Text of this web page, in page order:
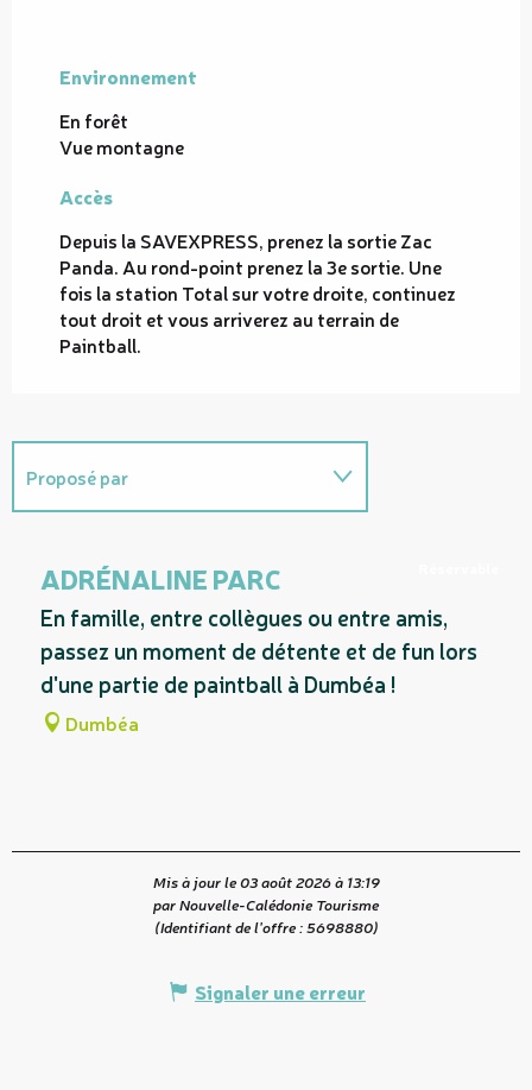
Environnement
Environnement
En forêt
Vue montagne
Accès
Accès
Depuis la SAVEXPRESS, prenez la sortie Zac
Panda. Au rond-point prenez la 3e sortie. Une
fois la station Total sur votre droite, continuez
tout droit et vous arriverez au terrain de
Paintball.
Proposé par
ADRÉNALINE PARC
En famille, entre collègues ou entre amis,
passez un moment de détente et de fun lors
d'une partie de paintball à Dumbéa !
Dumbéa
Mis à jour le 03 août 2026 à 13:19
par Nouvelle-Calédonie Tourisme
(Identifiant de l'offre :5698880)
Signaler une erreur